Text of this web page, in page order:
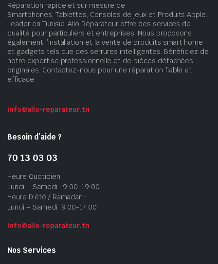
Réparation rapide et sur mesure de
Smartphones, Tablettes, Consoles de jeux et Produits Apple.
Leader en Tunisie, Allo Réparateur offre des services de
qualité pour particuliers et entreprises. Nous proposons
également l’installation et la vente de produits smart home
et gadgets tels que des serrures intelligentes. Bénéficiez de
notre expertise professionnelle et de pièces détachées
originales. Contactez-nous pour une réparation fiable et
efficace.
info@allo-reparateur.tn
Besoin d’aide ?
70 13 03 03
Heure Quotidien :
Lundi – Samedi : 9:00-19:00
Heure D’été / Ramadan :
Lundi – Samedi: 9:00-17:00
info@allo-reparateur.tn
Nos Services